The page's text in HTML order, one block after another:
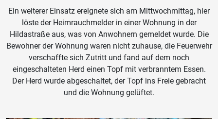
Ein weiterer Einsatz ereignete sich am Mittwochmittag, hier
löste der Heimrauchmelder in einer Wohnung in der
Hildastraße aus, was von Anwohnern gemeldet wurde. Die
Bewohner der Wohnung waren nicht zuhause, die Feuerwehr
verschaffte sich Zutritt und fand auf dem noch
eingeschalteten Herd einen Topf mit verbranntem Essen.
Der Herd wurde abgeschaltet, der Topf ins Freie gebracht
und die Wohnung gelüftet.